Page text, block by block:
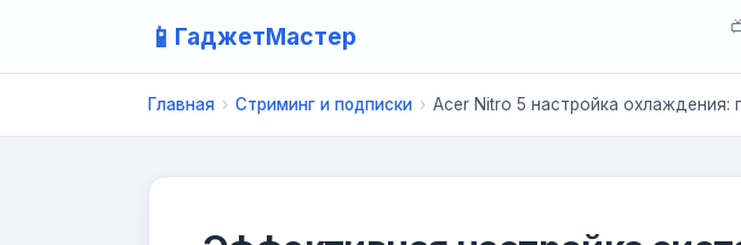
📱 ГаджетМастер
Главная › Стриминг и подписки › Acer Nitro 5 настройка